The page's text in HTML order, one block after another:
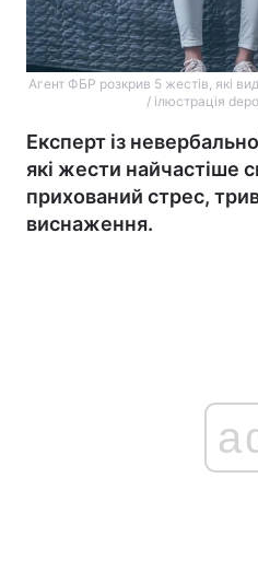
Агент ФБР розкрив 5 жестів, які
/ ілюстрація
Експерт із
які жести найчастіше
прихований стрес,
виснаження.